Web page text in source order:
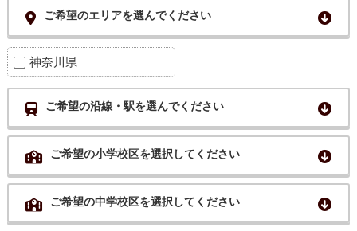
ご希望のエリアを選んでください
神奈川県
ご希望の沿線・駅を選んでください
ご希望の小学校区を選択してください
ご希望の中学校区を選択してください